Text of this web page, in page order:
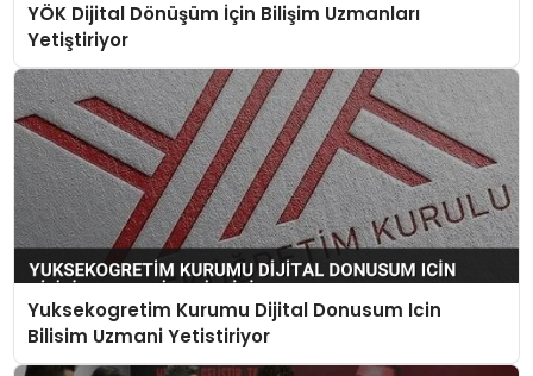
YÖK Dijital Dönüşüm İçin Bilişim Uzmanları
Yetiştiriyor
Yuksekogretim Kurumu Dijital Donusum Icin
Bilisim Uzmani Yetistiriyor